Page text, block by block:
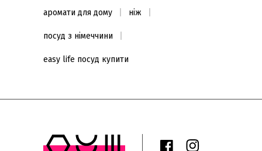
аромати для дому ніж
посуд з німеччини
easy life посуд купити